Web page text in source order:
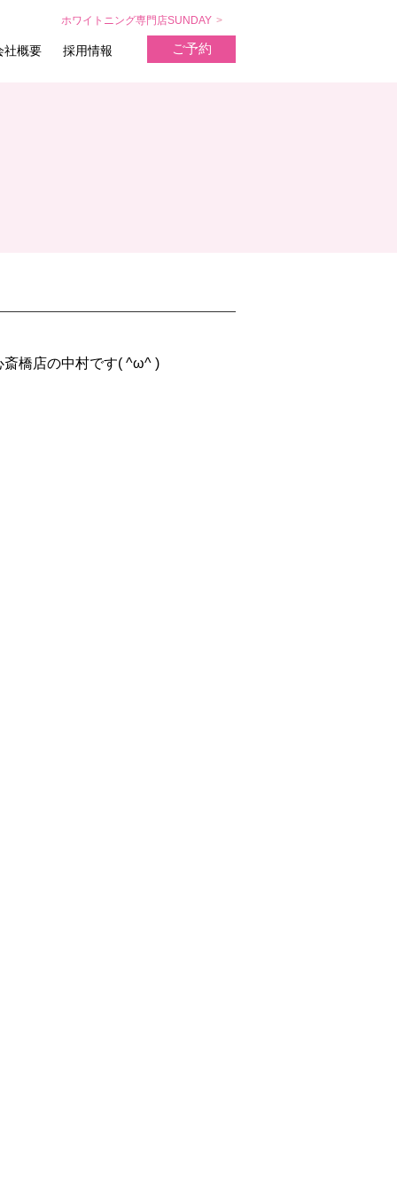
ホワイトニング専門店SUNDAY
ご予約
社概要 採用情報
斎橋店の中村です( ^ω^ )